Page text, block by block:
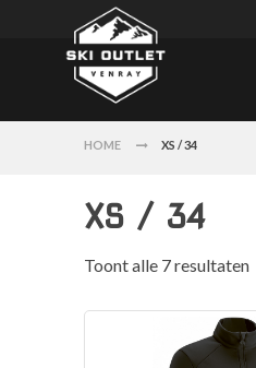
HOME XS / 34
XS / 34
Toont alle 7 resultaten